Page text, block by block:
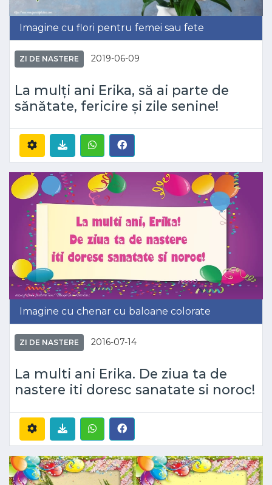
Imagine cu flori pentru femei sau fete
ZI DE NASTERE 2019-06-09
La mulți ani Erika, să ai parte de
sănătate, fericire și zile senine!
Imagine cu chenar cu baloane colorate
ZI DE NASTERE 2016-07-14
La multi ani Erika. De ziua ta de
nastere iti doresc sanatate si noroc!